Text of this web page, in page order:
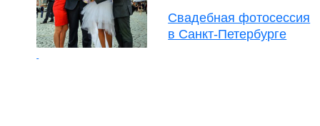
Свадебная фотосессия
в Санкт-Петербурге